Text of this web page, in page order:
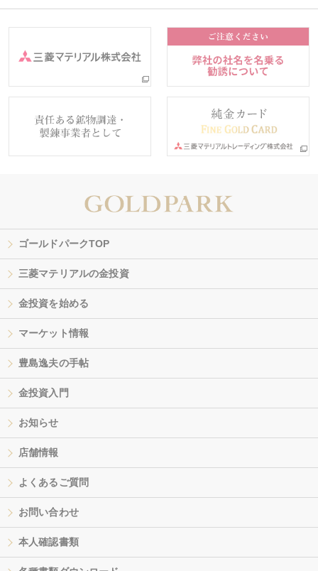
ゴールドパークTOP
三菱マテリアルの金投資
金投資を始める
マーケット情報
豊島逸夫の手帖
金投資入門
お知らせ
店舗情報
よくあるご質問
お問い合わせ
本人確認書類